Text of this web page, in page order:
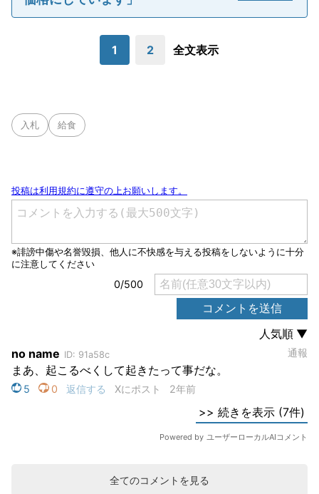
1 2 全文表示
入札 給食
全てのコメントを見る